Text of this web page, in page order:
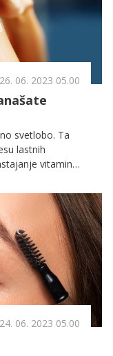
26. 06. 2023 05.00
svetlobo. Ta
lastnih
vitamina
kožo tako
se sončne
kože,
24. 06. 2023 05.00